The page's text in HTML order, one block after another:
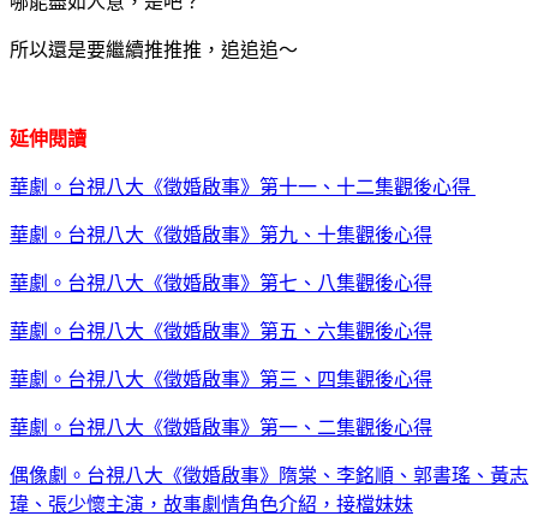
所以還是要繼續推推推，追追追～
延伸閱讀
華劇。台視八大《徵婚啟事》第十一、十二集觀後心得
華劇。台視八大《徵婚啟事》第九、十集觀後心得
華劇。台視八大《徵婚啟事》第七、八集觀後心得
華劇。台視八大《徵婚啟事》第五、六集觀後心得
華劇。台視八大《徵婚啟事》第三、四集觀後心得
華劇。台視八大《徵婚啟事》第一、二集觀後心得
偶像劇。台視八大《徵婚啟事》隋棠、李銘順、郭書瑤、黃志
瑋、張少懷主演，故事劇情角色介紹，接檔妹妹